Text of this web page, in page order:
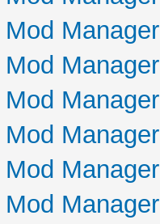
Manager
Manager
Manager
Manager
Manager
Manager